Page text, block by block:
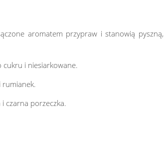
aromatem przypraw i stanowią pyszną,
i niesiarkowane.
rumianek.
czarna porzeczka.